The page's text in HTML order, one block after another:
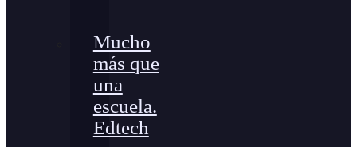
Mucho
más que
una
escuela.
Edtech